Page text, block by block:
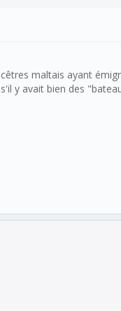
maltais ayant
y avait bien des